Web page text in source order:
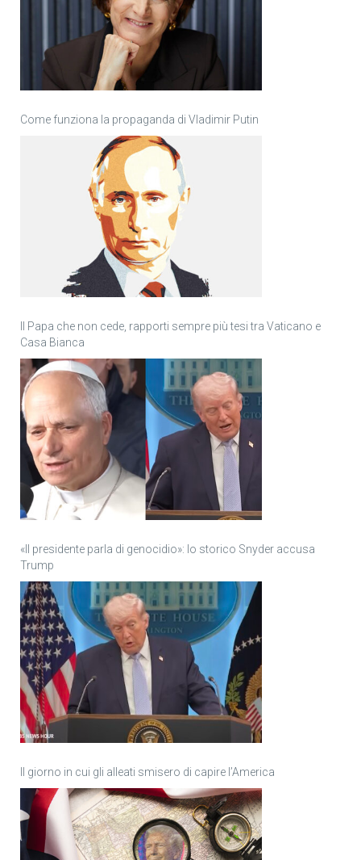
Come funziona la propaganda di Vladimir Putin
Il Papa che non cede, rapporti sempre più tesi tra Vaticano e
Casa Bianca
«Il presidente parla di genocidio»: lo storico Snyder accusa
Trump
Il giorno in cui gli alleati smisero di capire l’America